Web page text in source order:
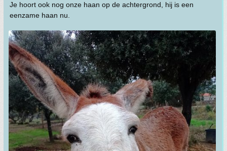
Je hoort ook nog onze haan op de achtergrond, hij is een
eenzame haan nu.